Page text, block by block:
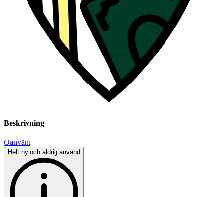
Beskrivning
Oanvänt
Helt ny och aldrig använd